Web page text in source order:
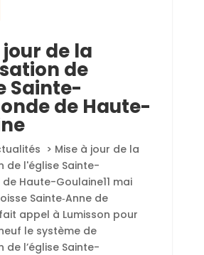
jour de la
de
Sainte-
de Haute-
> Mise à jour de la
de l'église Sainte-
Haute-Goulaine11 mai
Sainte‑Anne de
appel à Lumisson pour
le système de
de l’église Sainte-